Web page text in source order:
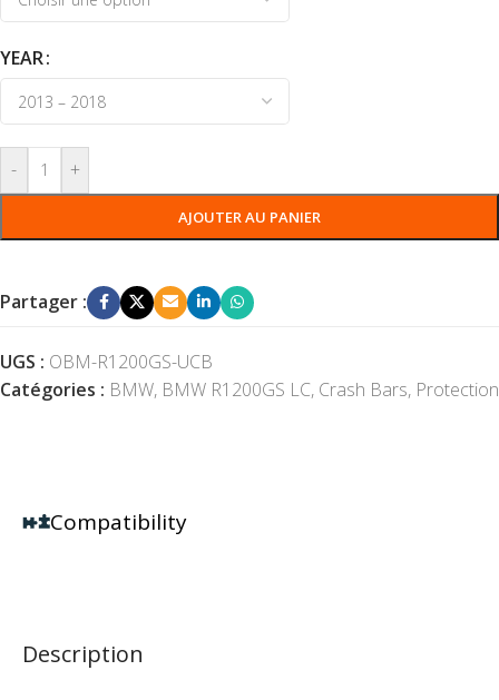
YEAR
- +
AJOUTER AU PANIER
Partager :
UGS : OBM-R1200GS-UCB
Catégories : BMW, BMW R1200GS LC, Crash Bars, Protection
Description
Compatibility